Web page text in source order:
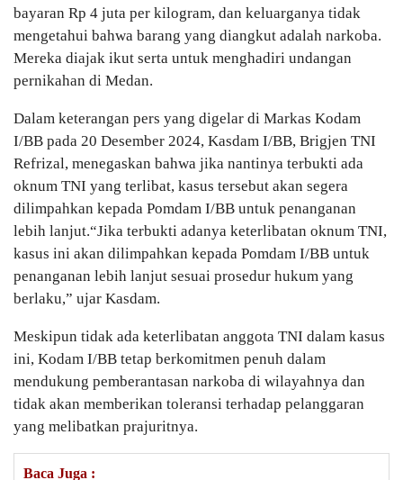
bayaran Rp 4 juta per kilogram, dan keluarganya tidak
mengetahui bahwa barang yang diangkut adalah narkoba.
Mereka diajak ikut serta untuk menghadiri undangan
pernikahan di Medan.
Dalam keterangan pers yang digelar di Markas Kodam
I/BB pada 20 Desember 2024, Kasdam I/BB, Brigjen TNI
Refrizal, menegaskan bahwa jika nantinya terbukti ada
oknum TNI yang terlibat, kasus tersebut akan segera
dilimpahkan kepada Pomdam I/BB untuk penanganan
lebih lanjut.“Jika terbukti adanya keterlibatan oknum TNI,
kasus ini akan dilimpahkan kepada Pomdam I/BB untuk
penanganan lebih lanjut sesuai prosedur hukum yang
berlaku,” ujar Kasdam.
Meskipun tidak ada keterlibatan anggota TNI dalam kasus
ini, Kodam I/BB tetap berkomitmen penuh dalam
mendukung pemberantasan narkoba di wilayahnya dan
tidak akan memberikan toleransi terhadap pelanggaran
yang melibatkan prajuritnya.
Baca Juga :